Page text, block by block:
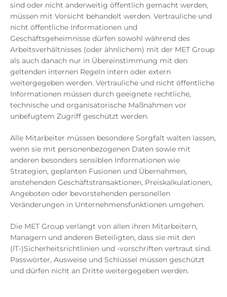
sind oder nicht anderweitig öffentlich gemacht werden,
müssen mit Vorsicht behandelt werden. Vertrauliche und
nicht öffentliche Informationen und
Geschäftsgeheimnisse dürfen sowohl während des
Arbeitsverhältnisses (oder ähnlichem) mit der MET Group
als auch danach nur in Übereinstimmung mit den
geltenden internen Regeln intern oder extern
weitergegeben werden. Vertrauliche und nicht öffentliche
Informationen müssen durch geeignete rechtliche,
technische und organisatorische Maßnahmen vor
unbefugtem Zugriff geschützt werden.
Alle Mitarbeiter müssen besondere Sorgfalt walten lassen,
wenn sie mit personenbezogenen Daten sowie mit
anderen besonders sensiblen Informationen wie
Strategien, geplanten Fusionen und Übernahmen,
anstehenden Geschäftstransaktionen, Preiskalkulationen,
Angeboten oder bevorstehenden personellen
Veränderungen in Unternehmensfunktionen umgehen.
Die MET Group verlangt von allen ihren Mitarbeitern,
Managern und anderen Beteiligten, dass sie mit den
(IT-)Sicherheitsrichtlinien und -vorschriften vertraut sind.
Passwörter, Ausweise und Schlüssel müssen geschützt
und dürfen nicht an Dritte weitergegeben werden.